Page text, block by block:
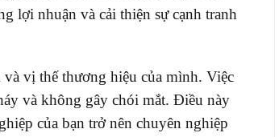
lợi nhuận và cải thiện sự cạnh tranh
vị thế thương hiệu của mình. Việc
và không gây chói mắt. Điều này
của bạn trở nên chuyên nghiệp